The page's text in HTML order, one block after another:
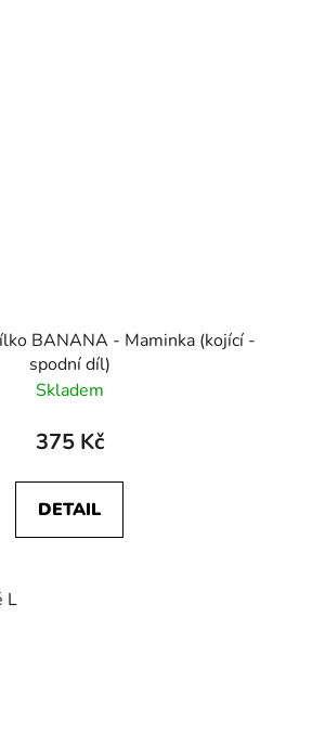
BANANA - Maminka (kojící -
spodní díl)
Skladem
375 Kč
DETAIL
L